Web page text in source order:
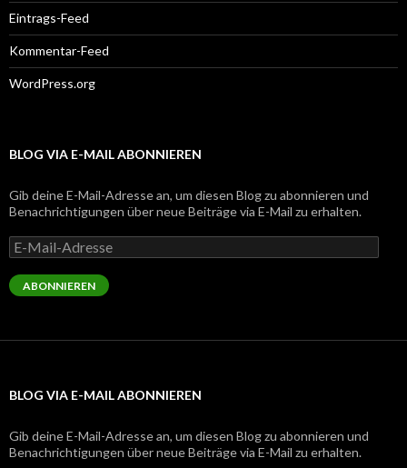
Eintrags-Feed
Kommentar-Feed
WordPress.org
BLOG VIA E-MAIL ABONNIEREN
Gib deine E-Mail-Adresse an, um diesen Blog zu abonnieren und
Benachrichtigungen über neue Beiträge via E-Mail zu erhalten.
E-
Mail-
Adresse
ABONNIEREN
BLOG VIA E-MAIL ABONNIEREN
Gib deine E-Mail-Adresse an, um diesen Blog zu abonnieren und
Benachrichtigungen über neue Beiträge via E-Mail zu erhalten.